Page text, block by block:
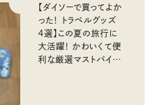
【ダイソーで買ってよか
った！ トラベルグッズ
4選】この夏の旅行に
大活躍！ かわいくて便
利な厳選マストバイア